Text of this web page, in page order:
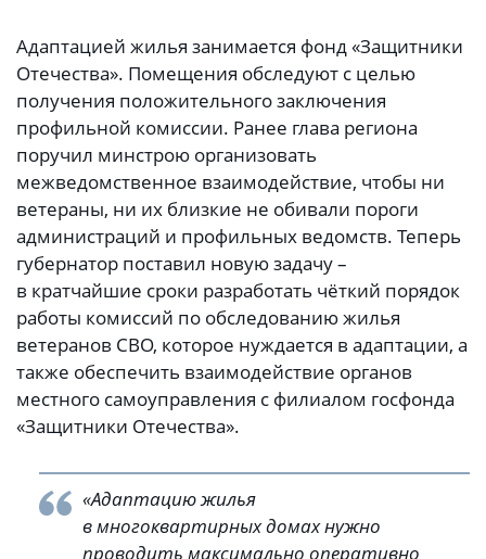
Адаптацией жилья занимается фонд «Защитники
Отечества». Помещения обследуют с целью
получения положительного заключения
профильной комиссии. Ранее глава региона
поручил минстрою организовать
межведомственное взаимодействие, чтобы ни
ветераны, ни их близкие не обивали пороги
администраций и профильных ведомств. Теперь
губернатор поставил новую задачу –
в кратчайшие сроки разработать чёткий порядок
работы комиссий по обследованию жилья
ветеранов СВО, которое нуждается в адаптации, а
также обеспечить взаимодействие органов
местного самоуправления с филиалом госфонда
«Защитники Отечества».
«Адаптацию жилья
в многоквартирных домах нужно
проводить максимально оперативно